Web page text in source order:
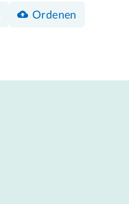
Ordenen